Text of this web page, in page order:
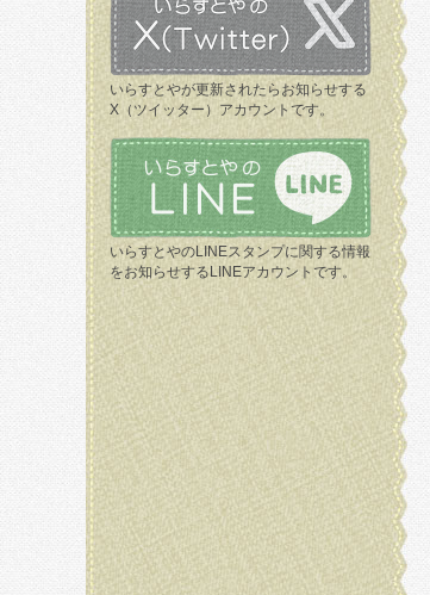
いらすとやが更新されたらお知らせする
X（ツイッター）アカウントです。
いらすとやのLINEスタンプに関する情報
をお知らせするLINEアカウントです。